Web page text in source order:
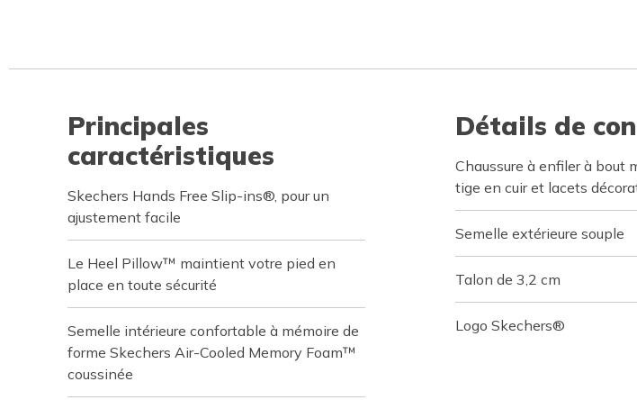
Principales
caractéristiques
Skechers Hands Free Slip-ins®, pour un
ajustement facile
Le Heel Pillow™ maintient votre pied en
place en toute sécurité
Semelle intérieure confortable à mémoire de
forme Skechers Air-Cooled Memory Foam™
coussinée
Détails de
Chaussure à enfiler à bout
tige en cuir et lacets
Semelle extérieure souple
Talon de 3,2 cm
Logo Skechers®